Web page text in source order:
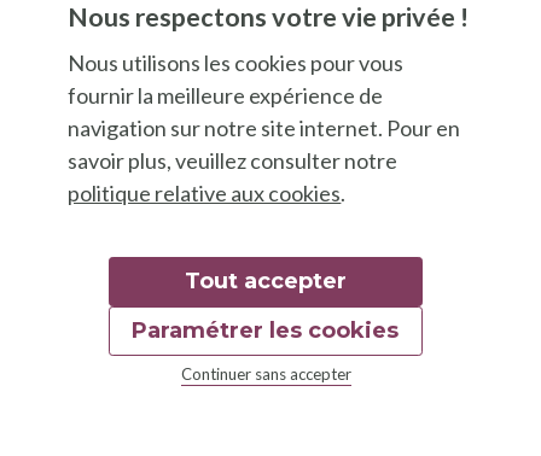
Nous respectons votre vie privée !
Nous utilisons les cookies pour vous
fournir la meilleure expérience de
navigation sur notre site internet. Pour en
savoir plus, veuillez consulter notre
politique relative aux cookies.
Tout accepter
Continuer sans accepter
Paramétrer les cookies
Cultivez vos légumes sur un sol sain !